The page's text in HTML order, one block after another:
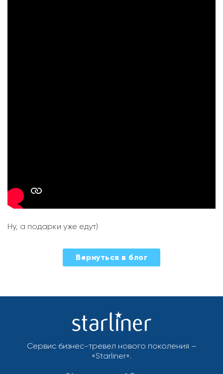
Ну, а подарки уже едут)
Вернуться в блог
Сервис бизнес-тревел нового поколения –
«Starliner».